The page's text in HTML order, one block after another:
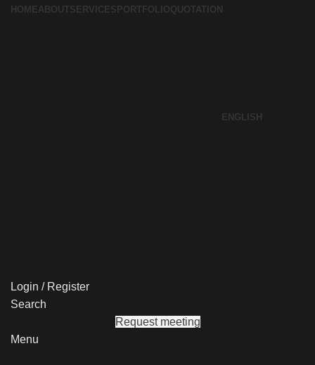
HOMEABOUTSERVICES PORTFOLIOQUOTATION
ENGLISH
Login / Register
Search
Request meeting
Menu